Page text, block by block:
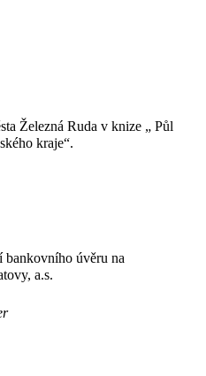
Železná Ruda v knize „ Půl
kraje“.
bankovního úvěru na
a.s.